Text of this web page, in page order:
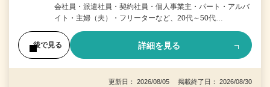
会社員・派遣社員・契約社員・個人事業主・パート・アルバ
イト・主婦（夫）・フリーターなど、20代～50代…
後で見る 詳細を見る
更新日： 2026/08/05 掲載終了日： 2026/08/30